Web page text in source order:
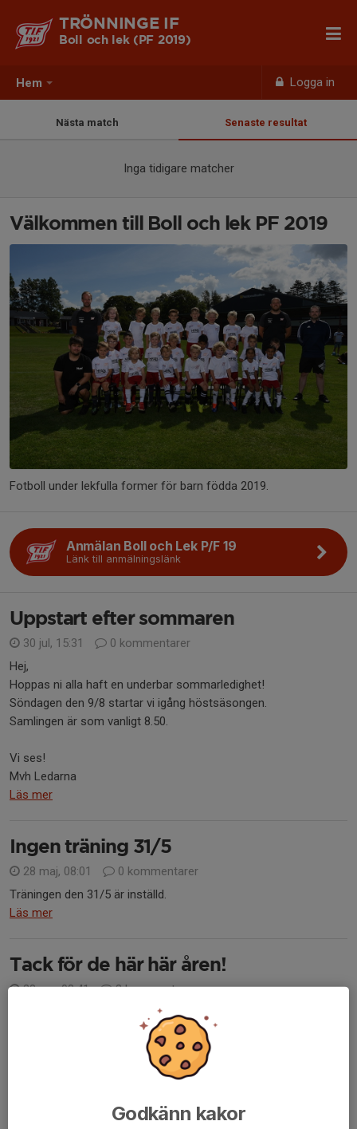
Hem Logga in
TRÖNNINGE IF
Boll och lek (PF 2019)
Nästa match Senaste resultat
Inga tidigare matcher
Välkommen till Boll och lek PF 2019
Fotboll under lekfulla former för barn födda 2019.
Anmälan Boll och Lek P/F 19
Länk till anmälningslänk
Uppstart efter sommaren
30 jul, 15:31
0 kommentarer
Hej,
Hoppas ni alla haft en underbar sommarledighet!
Söndagen den 9/8 startar vi igång höstsäsongen.
Samlingen är som vanligt 8.50.
Vi ses!
Mvh Ledarna
Läs mer
Ingen träning 31/5
28 maj, 08:01
0 kommentarer
Träningen den 31/5 är inställd.
Läs mer
Tack för de här här åren!
28 apr, 08:41
3 kommentarer
Som flera av er redan vet, så flyttade jag och familjen till Lilla
Tjärby för några månader sedan. Vi har gått i tankarna hur vi ska
göra med fotbollen, men har helat tiden velat att det ska vara
Godkänn kakor